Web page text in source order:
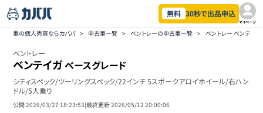
無料 30秒で出品申込
マイページ
車の個人売買ならカババ > 中古車一覧 > ベントレーの中古車一覧 > ベントレー ベンテイ
ベントレー
ベンテイガベースグレード
シティスペック/ツーリングスペック/22インチ 5スポークアロイホイール/右ハン
ドル/5人乗り
公開2026/03/27 18:23:53|最終更新2026/05/12 20:00:06